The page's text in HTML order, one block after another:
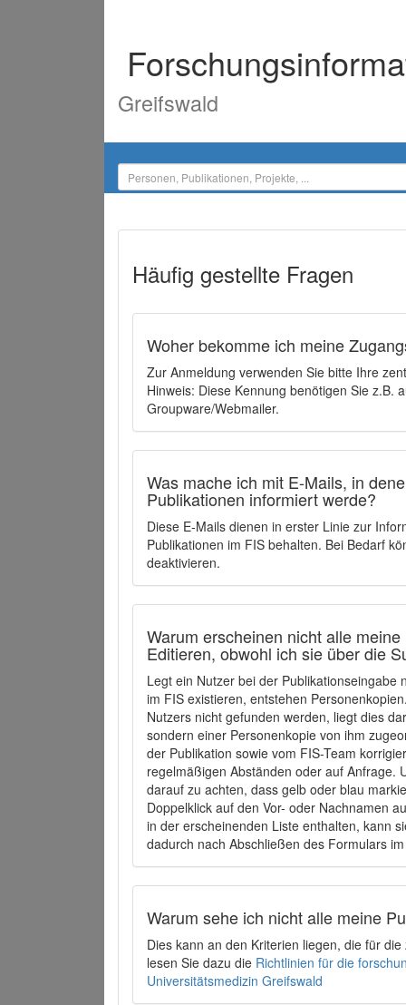
Greifswald
Häufig gestellte Fragen
Woher bekomme ich meine
Zur Anmeldung verwenden Sie bitte Ihre
Hinweis: Diese Kennung benötigen Sie z.B.
Groupware/Webmailer.
Was mache ich mit E-Mails, in
Publikationen informiert werde?
Diese E-Mails dienen in erster Linie zur
Publikationen im FIS behalten. Bei Bedarf
deaktivieren.
Warum erscheinen nicht alle
Editieren, obwohl ich sie über die
Legt ein Nutzer bei der
im FIS existieren, entstehen
Nutzers nicht gefunden werden, liegt dies
sondern einer Personenkopie von ihm
der Publikation sowie vom FIS-Team
regelmäßigen Abständen oder auf Anfrage.
darauf zu achten, dass gelb oder blau
Doppelklick auf den Vor- oder Nachnamen
in der erscheinenden Liste enthalten, kann
dadurch nach Abschließen des Formulars
Warum sehe ich nicht alle meine
Dies kann an den Kriterien liegen, die für
lesen Sie dazu die Richtlinien für die
Universitätsmedizin Greifswald